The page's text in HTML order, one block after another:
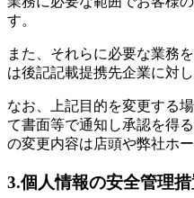
す。
また、それらに必要な業務
は後記記載提携先企業に対
なお、上記目的を変更する
て書面等で通知し承認を得
の変更内容は店頭や弊社ホ
3.個人情報の安全管理